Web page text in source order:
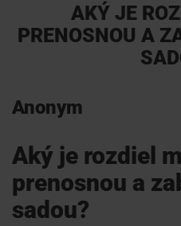
Pomoc na diaľku
How To návody
AKÝ JE
PRENOSNOU A
Anonym
Aký je rozdiel
prenosnou a
sadou?